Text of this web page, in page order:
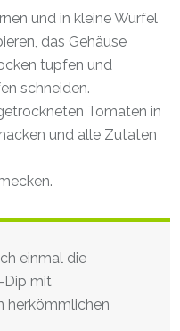
und in kleine Würfel
das Gehäuse
tupfen und
schneiden.
Tomaten in
und alle Zutaten
einmal die
Dip mit
herkömmlichen